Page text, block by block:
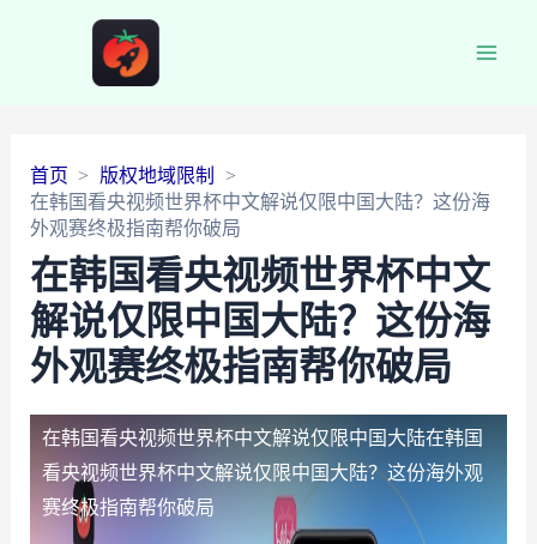
首页
版权地域限制
在韩国看央视频世界杯中文解说仅限中国大陆？这份海
外观赛终极指南帮你破局
在韩国看央视频世界杯中文
解说仅限中国大陆？这份海
外观赛终极指南帮你破局
在韩国看央视频世界杯中文解说仅限中国大陆在韩国
看央视频世界杯中文解说仅限中国大陆？这份海外观
赛终极指南帮你破局